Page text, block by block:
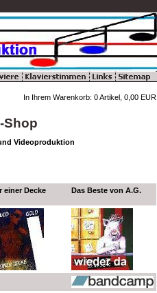
In Ihrem Warenkorb: 0 Artikel, 0,00 EUR
Shop
Videoproduktion
einer Decke Das Beste von A.G.